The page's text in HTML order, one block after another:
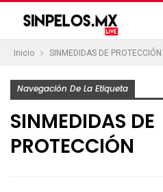
Inicio SINMEDIDAS DE PROTECCIÓN
Navegación De La Etiqueta
SINMEDIDAS DE
PROTECCIÓN